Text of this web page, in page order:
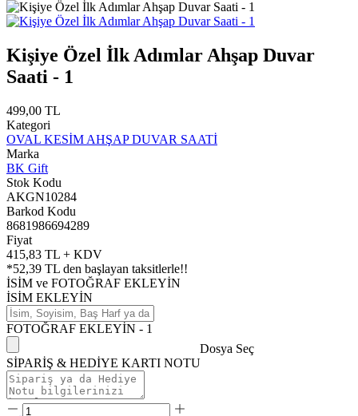
Kişiye Özel İlk Adımlar Ahşap Duvar
Saati - 1
499,00 TL
Kategori
OVAL KESİM AHŞAP DUVAR SAATİ
Marka
BK Gift
Stok Kodu
AKGN10284
Barkod Kodu
8681986694289
Fiyat
415,83 TL + KDV
*52,39 TL den başlayan taksitlerle!!
İSİM ve FOTOĞRAF EKLEYİN
İSİM EKLEYİN
FOTOĞRAF EKLEYİN - 1
Dosya Seç
SİPARİŞ & HEDİYE KARTI NOTU